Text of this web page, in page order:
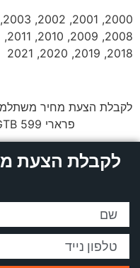
2018, 2019, 2020, 2021
לקבלת הצעת מחיר משתלמת
פרארי 599 GTB השונים
לקבלת הצעת